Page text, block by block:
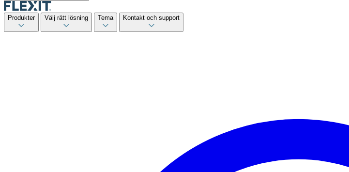
Produkter Välj rätt lösning Tema Kontakt och support